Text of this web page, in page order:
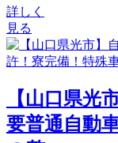
詳しく
見る
【山口県光
要普通自動